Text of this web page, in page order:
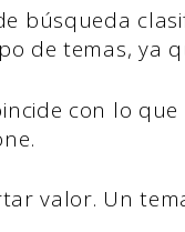
búsqueda
de temas, ya
con lo
valor. Un